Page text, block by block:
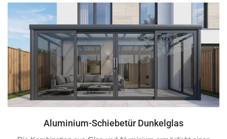
Aluminium-Schiebetür Dunkelglas